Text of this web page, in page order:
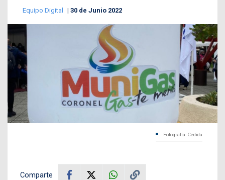
Equipo Digital 30 de Junio 2022
Fotografía: Cedida
Comparte